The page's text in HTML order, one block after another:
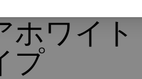
ホワイト
プ